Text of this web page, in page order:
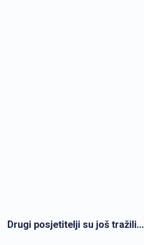
Drugi posjetitelji su još tražili...